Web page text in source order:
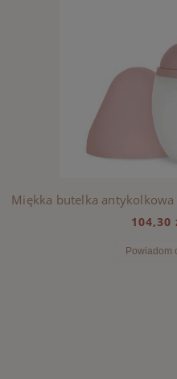
Miękka butelka
104,30
Powiadom